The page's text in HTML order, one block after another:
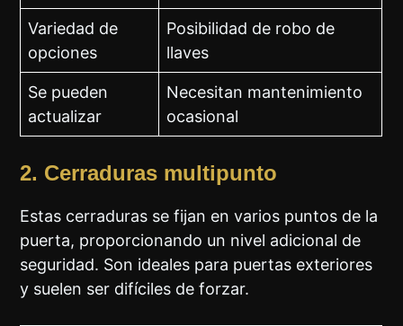
Variedad de
opciones
Posibilidad de robo de
llaves
Se pueden
actualizar
Necesitan mantenimiento
ocasional
2. Cerraduras multipunto
Estas cerraduras se fijan en varios puntos de la
puerta, proporcionando un nivel adicional de
seguridad. Son ideales para puertas exteriores
y suelen ser difíciles de forzar.